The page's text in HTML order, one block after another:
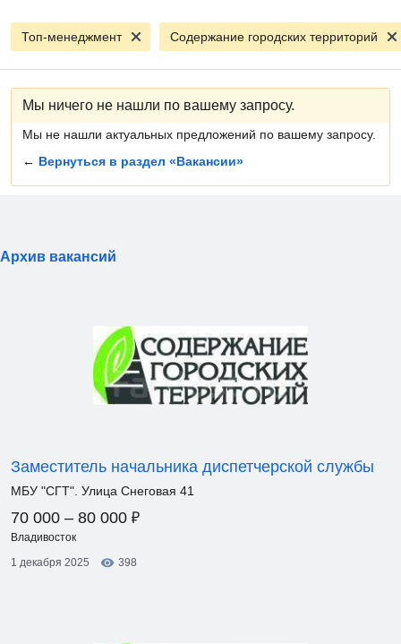
Топ-менеджмент Содержание городских территорий
Мы ничего не нашли по вашему запросу.
Мы не нашли актуальных предложений по вашему запросу.
← Вернуться в раздел «Вакансии»
Архив вакансий
Заместитель начальника диспетчерской службы
МБУ "СГТ". Улица Снеговая 41
70 000 – 80 000 ₽
Владивосток
1 декабря 2025
398